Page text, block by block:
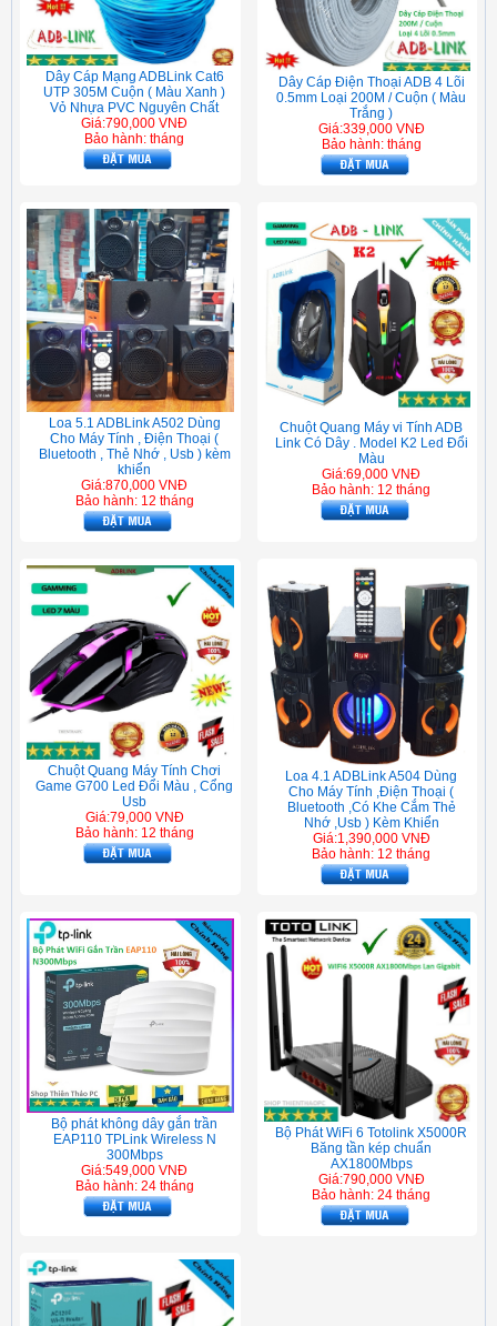
Dây Cáp Mạng ADBLink Cat6
UTP 305M Cuộn ( Màu Xanh )
Vỏ Nhựa PVC Nguyên Chất
Giá:790,000 VNĐ
Bảo hành: tháng
Dây Cáp Điện Thoại ADB 4 Lõi
0.5mm Loại 200M / Cuộn ( Màu
Trắng )
Giá:339,000 VNĐ
Bảo hành: tháng
Loa 5.1 ADBLink A502 Dùng
Cho Máy Tính , Điện Thoại (
Bluetooth , Thẻ Nhớ , Usb ) kèm
khiển
Giá:870,000 VNĐ
Bảo hành: 12 tháng
Chuột Quang Máy vi Tính ADB
Link Có Dây . Model K2 Led Đổi
Màu
Giá:69,000 VNĐ
Bảo hành: 12 tháng
Chuột Quang Máy Tính Chơi
Game G700 Led Đổi Màu , Cổng
Usb
Giá:79,000 VNĐ
Bảo hành: 12 tháng
Loa 4.1 ADBLink A504 Dùng
Cho Máy Tính ,Điện Thoại (
Bluetooth ,Có Khe Cắm Thẻ
Nhớ ,Usb ) Kèm Khiển
Giá:1,390,000 VNĐ
Bảo hành: 12 tháng
Bộ phát không dây gắn trần
EAP110 TPLink Wireless N
300Mbps
Giá:549,000 VNĐ
Bảo hành: 24 tháng
Bộ Phát WiFi 6 Totolink X5000R
Băng tần kép chuẩn
AX1800Mbps
Giá:790,000 VNĐ
Bảo hành: 24 tháng